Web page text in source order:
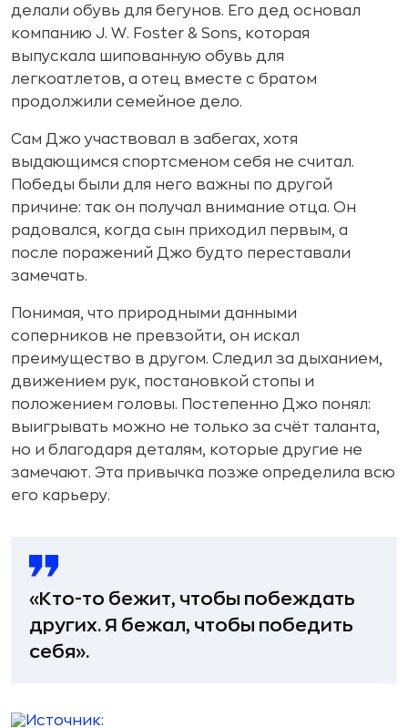
делали обувь для бегунов. Его дед основал
компанию J. W. Foster & Sons, которая
выпускала шипованную обувь для
легкоатлетов, а отец вместе с братом
продолжили семейное дело.
Сам Джо участвовал в забегах, хотя
выдающимся спортсменом себя не считал.
Победы были для него важны по другой
причине: так он получал внимание отца. Он
радовался, когда сын приходил первым, а
после поражений Джо будто переставали
замечать.
Понимая, что природными данными
соперников не превзойти, он искал
преимущество в другом. Следил за дыханием,
движением рук, постановкой стопы и
положением головы. Постепенно Джо понял:
выигрывать можно не только за счёт таланта,
но и благодаря деталям, которые другие не
замечают. Эта привычка позже определила всю
его карьеру.
«Кто-то бежит, чтобы побеждать
других. Я бежал, чтобы победить
себя».